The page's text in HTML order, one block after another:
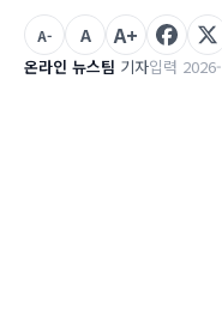
온라인 뉴스팀 기자입력
A- A A+